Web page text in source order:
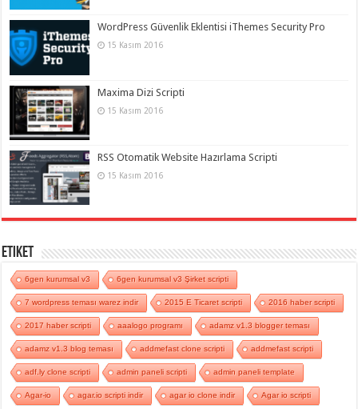
WordPress Güvenlik Eklentisi iThemes Security Pro
15 Kasım 2016
Maxima Dizi Scripti
15 Kasım 2016
RSS Otomatik Website Hazırlama Scripti
15 Kasım 2016
Etiket
6gen kurumsal v3 6gen kurumsal v3 Şirket scripti
7 wordpress teması warez indir 2015 E Ticaret scripti 2016 haber scripti
2017 haber scripti aaalogo programı adamz v1.3 blogger teması
adamz v1.3 blog teması addmefast clone scripti addmefast scripti
adf.ly clone scripti admin paneli scripti admin paneli template
Agar-io agar.io scripti indir agar io clone indir Agar io scripti